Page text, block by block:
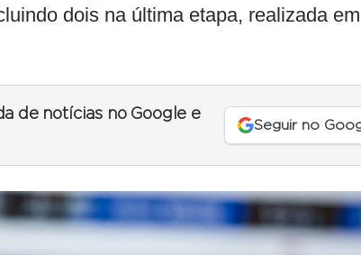
dois na última etapa, realizada em
de notícias no Google e
Seguir no